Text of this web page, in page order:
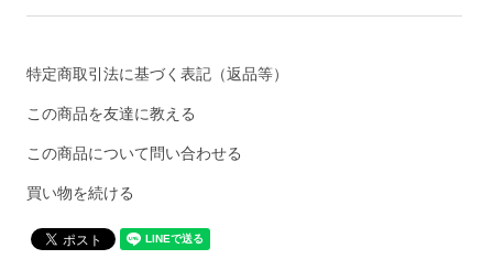
特定商取引法に基づく表記（返品等）
この商品を友達に教える
この商品について問い合わせる
買い物を続ける